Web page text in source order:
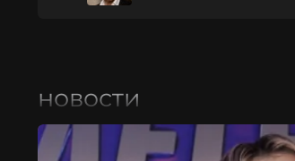
новости